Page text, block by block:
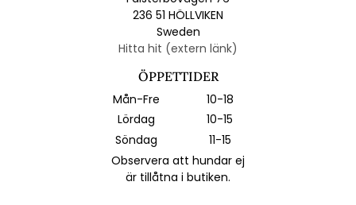
236 51 HÖLLVIKEN
Sweden
Hitta hit (extern länk)
ÖPPETTIDER
Mån-Fre
10-18
Lördag
10-15
Söndag
11-15
Observera att hundar ej
är tillåtna i butiken.